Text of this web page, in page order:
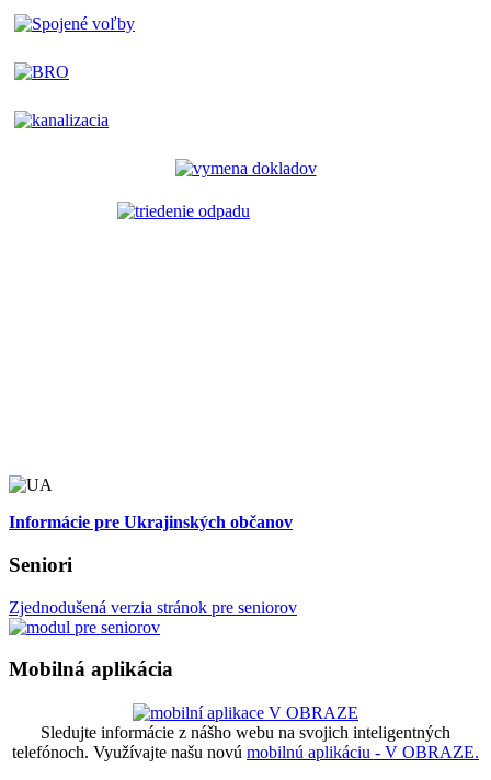
Informácie pre Ukrajinských občanov
Seniori
Zjednodušená verzia stránok pre seniorov
Mobilná aplikácia
Sledujte informácie z nášho webu na svojich inteligentných
telefónoch. Využívajte našu novú mobilnú aplikáciu - V OBRAZE.